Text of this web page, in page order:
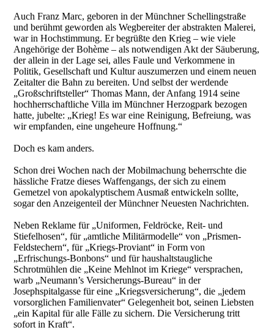
Auch Franz Marc, geboren in der Münchner Schellingstraße
und berühmt geworden als Wegbereiter der abstrakten Malerei,
war in Hochstimmung. Er begrüßte den Krieg – wie viele
Angehörige der Bohème – als notwendigen Akt der Säuberung,
der allein in der Lage sei, alles Faule und Verkommene in
Politik, Gesellschaft und Kultur auszumerzen und einem neuen
Zeitalter die Bahn zu bereiten. Und selbst der werdende
„Großschriftsteller“ Thomas Mann, der Anfang 1914 seine
hochherrschaftliche Villa im Münchner Herzogpark bezogen
hatte, jubelte: „Krieg! Es war eine Reinigung, Befreiung, was
wir empfanden, eine ungeheure Hoffnung.“
Doch es kam anders.
Schon drei Wochen nach der Mobilmachung beherrschte die
hässliche Fratze dieses Waffengangs, der sich zu einem
Gemetzel von apokalyptischem Ausmaß entwickeln sollte,
sogar den Anzeigenteil der Münchner Neuesten Nachrichten.
Neben Reklame für „Uniformen, Feldröcke, Reit- und
Stiefelhosen“, für „amtliche Militärmodelle“ von „Prismen-
Feldstechern“, für „Kriegs-Proviant“ in Form von
„Erfrischungs-Bonbons“ und für haushaltstaugliche
Schrotmühlen die „Keine Mehlnot im Kriege“ versprachen,
warb „Neumann’s Versicherungs-Bureau“ in der
Josephspitalgasse für eine „Kriegsversicherung“, die „jedem
vorsorglichen Familienvater“ Gelegenheit bot, seinen Liebsten
„ein Kapital für alle Fälle zu sichern. Die Versicherung tritt
sofort in Kraft“.